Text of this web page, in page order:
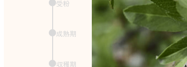
受粉
成熟期
収穫期